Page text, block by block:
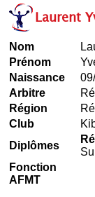
Laurent
Nom
Prénom
Naissance
Arbitre
Région
Club
Diplômes
Fonction
AFMT